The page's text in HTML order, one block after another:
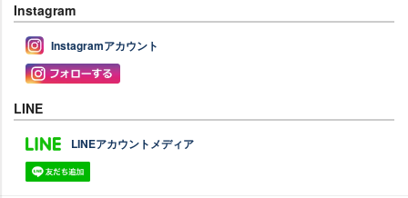
Instagram
Instagramアカウント
LINE
LINEアカウントメディア